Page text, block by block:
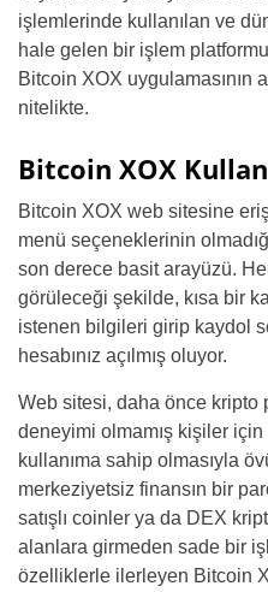
işlemlerinde kullanılan ve
hale gelen bir işlem
Bitcoin XOX uygulamasının
nitelikte.
Bitcoin XOX
Bitcoin XOX web sitesine
menü seçeneklerinin
son derece basit arayüzü.
görüleceği şekilde, kısa bir
istenen bilgileri girip kaydol
hesabınız açılmış oluyor.
Web sitesi, daha önce kripto
deneyimi olmamış kişiler
kullanıma sahip olmasıyla
merkeziyetsiz finansın bir
satışlı coinler ya da DEX
alanlara girmeden sade bir
özelliklerle ilerleyen Bitcoin